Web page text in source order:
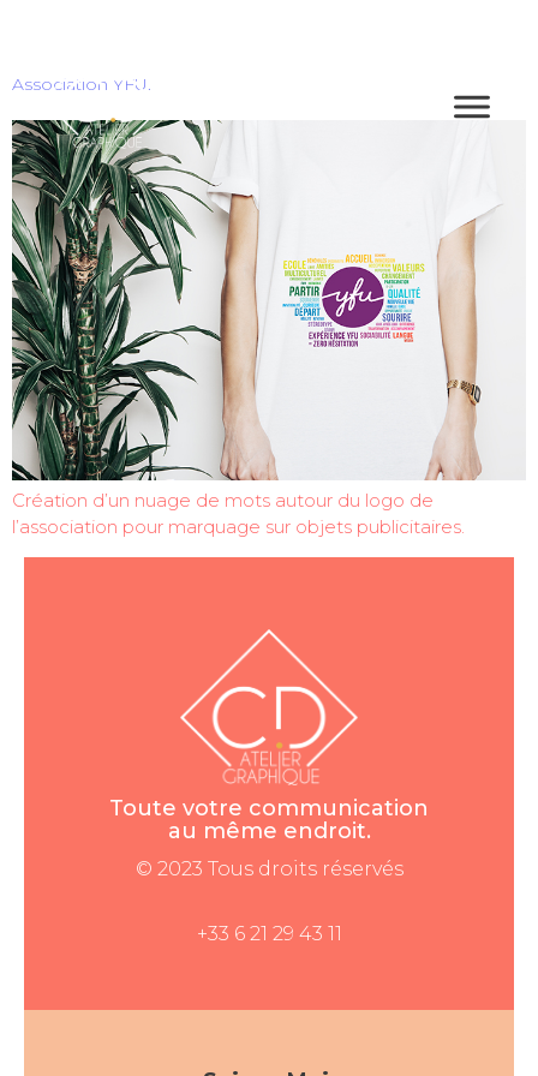
Association YFU.
Création d’un nuage de mots autour du logo de
l’association pour marquage sur objets publicitaires.
Toute votre communication
au même endroit.
© 2023 Tous droits réservés
+33 6 21 29 43 11